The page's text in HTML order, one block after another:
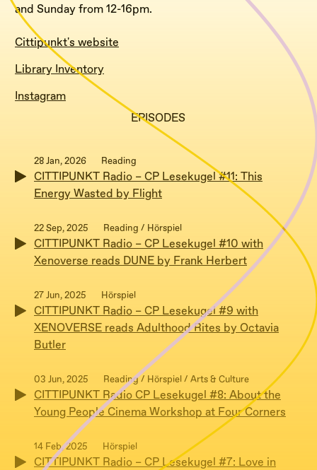
and Sunday from 12-16pm.
Cittipunkt's website
Library Inventory
Instagram
EPISODES
28 Jan, 2026 Reading
CITTIPUNKT Radio – CP Lesekugel #11: This
Energy Wasted by Flight
22 Sep, 2025 Reading / Hörspiel
CITTIPUNKT Radio – CP Lesekugel #10 with
Xenoverse reads DUNE by Frank Herbert
27 Jun, 2025 Hörspiel
CITTIPUNKT Radio – CP Lesekugel #9 with
XENOVERSE reads Adulthood Rites by Octavia
Butler
03 Jun, 2025 Reading / Hörspiel / Arts & Culture
CITTIPUNKT Radio CP Lesekugel #8: About the
Young People Cinema Workshop at Four Corners
14 Feb, 2025 Hörspiel
CITTIPUNKT Radio – CP Lesekugel #7: Love in